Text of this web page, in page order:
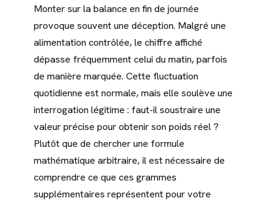
Monter sur la balance en fin de journée
provoque souvent une déception. Malgré une
alimentation contrôlée, le chiffre affiché
dépasse fréquemment celui du matin, parfois
de manière marquée. Cette fluctuation
quotidienne est normale, mais elle soulève une
interrogation légitime : faut-il soustraire une
valeur précise pour obtenir son poids réel ?
Plutôt que de chercher une formule
mathématique arbitraire, il est nécessaire de
comprendre ce que ces grammes
supplémentaires représentent pour votre